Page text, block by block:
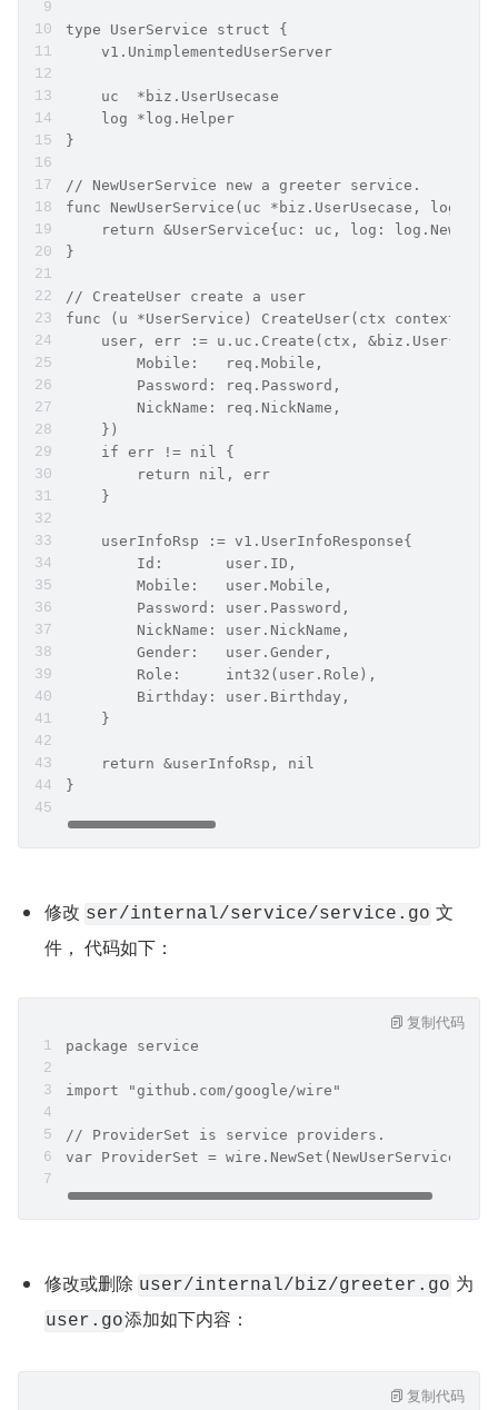
type UserService struct {
    v1.UnimplementedUserServer
    uc  *biz.UserUsecase
    log *log.Helper
}
// NewUserService new a greeter service.
func NewUserService(uc *biz.UserUsecase,
return &UserService{uc: uc, log:
}
// CreateUser create a user
func (u *UserService) CreateUser(ctx
    user, err := u.uc.Create(ctx, &biz.User{
        Mobile:   req.Mobile,
        Password: req.Password,
        NickName: req.NickName,
    })
    if err != nil {
        return nil, err
    }
    userInfoRsp := v1.UserInfoResponse{
        Id:       user.ID,
        Mobile:   user.Mobile,
        Password: user.Password,
        NickName: user.NickName,
        Gender:   user.Gender,
        Role:     int32(user.Role),
        Birthday: user.Birthday,
    }
    return &userInfoRsp, nil
}
修改 ser/internal/service/service.go 文
件， 代码如下：
package service
import "github.com/google/wire"
// ProviderSet is service providers.
var ProviderSet = wire.NewSet(NewUserService)
复制代码
修改或删除 user/internal/biz/greeter.go
user.go添加如下内容：
复制代码